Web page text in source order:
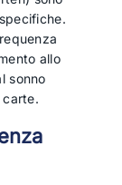
allo
sonno